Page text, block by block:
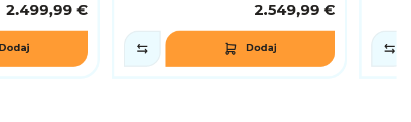
2.499,99 €
Dodaj
2.549,99 €
Dodaj